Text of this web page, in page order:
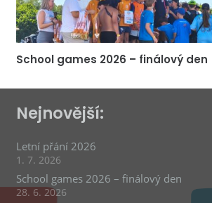
School games 2026 – finálový den
Nejnovější:
Letní přání 2026
1. 7. 2026
School games 2026 – finálový den
28. 6. 2026